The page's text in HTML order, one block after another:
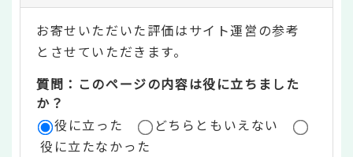
テ
ン
ツ
評
価
お寄せいただいた評価はサイト運営の参考
とさせていただきます。
質問：このページの内容は役に立ちました
か？
役に立った
どちらともいえない
役に立たなかった